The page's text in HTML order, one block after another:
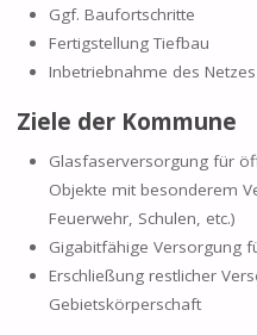
Ggf. Baufortschritte
Fertigstellung Tiefbau
Inbetriebnahme des
Ziele der Kommune
Glasfaserversorgung für
Objekte mit besonderem
Feuerwehr, Schulen, etc.)
Gigabitfähige Versorgung
Erschließung restlicher
Gebietskörperschaft